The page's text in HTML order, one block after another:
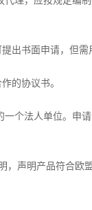
书面申请，但需
的协议书。
法人单位。申
声明产品符合欧